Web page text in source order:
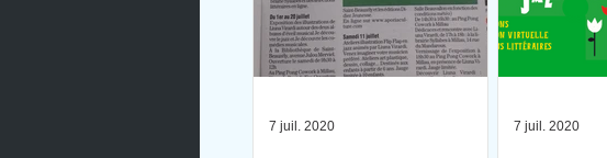
7 juil. 2020 7 juil. 2020